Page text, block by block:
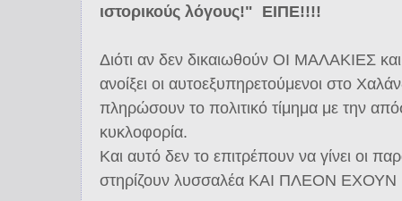
ιστορικούς λόγους!" ΕΙΠΕ!!!!
Διότι αν δεν δικαιωθούν ΟΙ ΜΑΛΑΚΙΕΣ
ανοίξει οι αυτοεξυπηρετούμενοι στο
πληρώσουν το πολιτικό τίμημα με την
κυκλοφορία.
Και αυτό δεν το επιτρέπουν να γίνει οι
στηρίζουν λυσσαλέα ΚΑΙ ΠΛΕΟΝ